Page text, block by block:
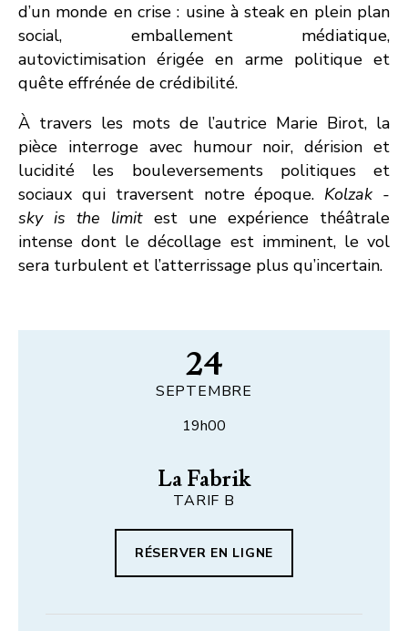
d’un monde en crise : usine à steak en plein plan
social, emballement médiatique,
autovictimisation érigée en arme politique et
quête effrénée de crédibilité.
À travers les mots de l’autrice Marie Birot, la
pièce interroge avec humour noir, dérision et
lucidité les bouleversements politiques et
sociaux qui traversent notre époque. Kolzak -
sky is the limitest une expérience théâtrale
intense dont le décollage est imminent, le vol
sera turbulent et l’atterrissage plus qu’incertain.
24
SEPTEMBRE
19h00
La Fabrik
TARIF B
RÉSERVER EN LIGNE